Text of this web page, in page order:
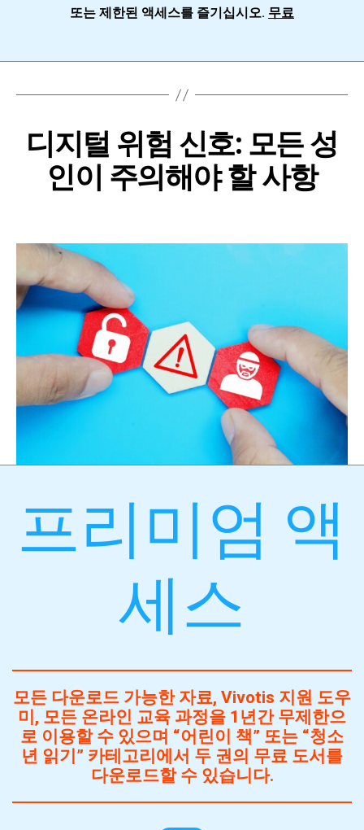
또는 제한된 액세스를 즐기십시오. 무료
디지털 위험 신호: 모든 성
인이 주의해야 할 사항
프리미엄 액
세스
모든 다운로드 가능한 자료, Vivotis 지원 도우
미, 모든 온라인 교육 과정을 1년간 무제한으
로 이용할 수 있으며 “어린이 책” 또는 “청소
년 읽기” 카테고리에서 두 권의 무료 도서를
다운로드할 수 있습니다.